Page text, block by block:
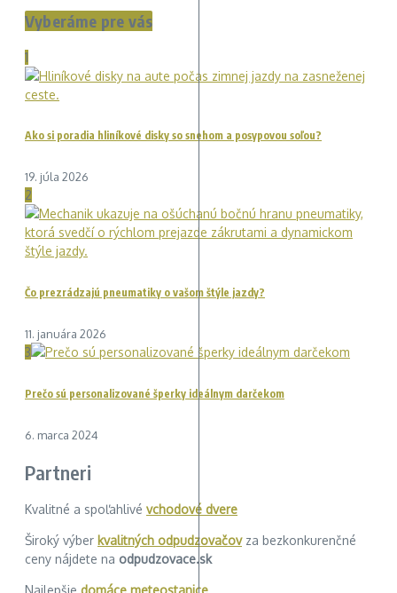
Vyberáme pre vás
1
Ako si poradia hliníkové disky so snehom a posypovou soľou?
19. júla 2026
2
Čo prezrádzajú pneumatiky o vašom štýle jazdy?
11. januára 2026
3
Prečo sú personalizované šperky ideálnym darčekom
6. marca 2024
Partneri
Kvalitné a spoľahlivé vchodové dvere
Široký výber kvalitných odpudzovačovza bezkonkurenčné
ceny nájdete na odpudzovace.sk
Najlepšie domáce meteostanice